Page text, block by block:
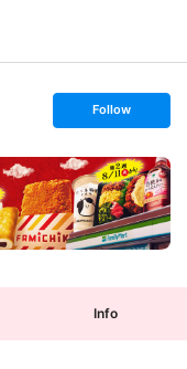
s
t
o
l
l
o
w
Follow
Info